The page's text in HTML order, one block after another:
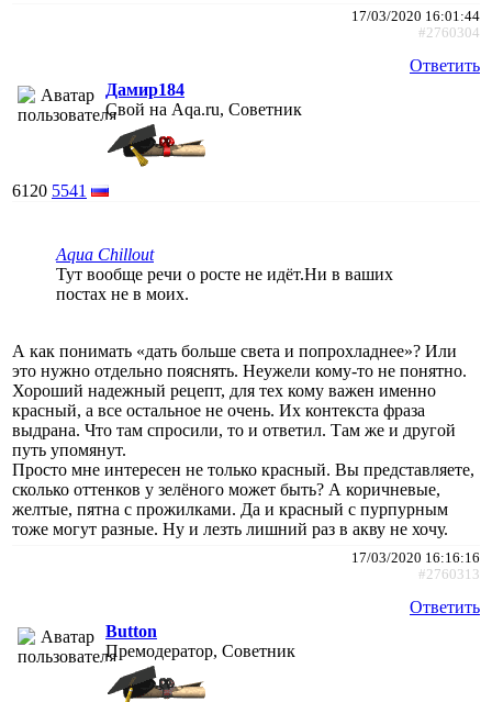
17/03/2020 16:01:44
#2760304
Ответить
Дамир184
Свой на Aqa.ru, Советник
6120 5541
Aqua Chillout
Тут вообще речи о росте не идёт.Ни в ваших
постах не в моих.
А как понимать «дать больше света и попрохладнее»? Или
это нужно отдельно пояснять. Неужели кому-то не понятно.
Хороший надежный рецепт, для тех кому важен именно
красный, а все остальное не очень. Их контекста фраза
выдрана. Что там спросили, то и ответил. Там же и другой
путь упомянут.
Просто мне интересен не только красный. Вы представляете,
сколько оттенков у зелёного может быть? А коричневые,
желтые, пятна с прожилками. Да и красный с пурпурным
тоже могут разные. Ну и лезть лишний раз в акву не хочу.
17/03/2020 16:16:16
#2760313
Ответить
Button
Премодератор, Советник